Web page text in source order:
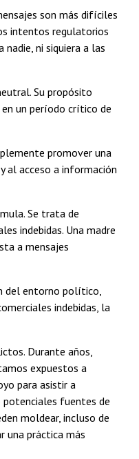
son más difíciles
intentos regulatorios
ni siquiera a las
Su propósito
en un período crítico de
promover una
al acceso a información
Se trata de
indebidas. Una madre
a mensajes
del entorno político,
indebidas, la
Durante años,
expuestos a
para asistir a
potenciales fuentes de
moldear, incluso de
una práctica más